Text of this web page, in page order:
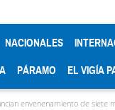
NACIONALES
PÁRAMO EL VIGÍA
siete mascotas en El Rincón